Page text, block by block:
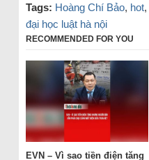
Tags: Hoàng Chí Bảo, hot,
đại học luật hà nội
RECOMMENDED FOR YOU
EVN – Vì sao tiền điện tăng